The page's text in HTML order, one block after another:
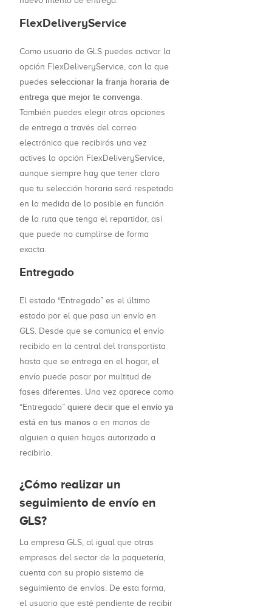
FlexDeliveryService
Como usuario de GLS puedes activar la
opción FlexDeliveryService, con la que
puedes seleccionar la franja horaria de
entrega que mejor te convenga
También puedes elegir otras opciones
de entrega a través del correo
electrónico que recibirás una vez
actives la opción FlexDeliveryService,
aunque siempre hay que tener claro
que tu selección horaria será respetada
en la medida de lo posible en función
de la ruta que tenga el repartidor, así
que puede no cumplirse de forma
exacta.
Entregado
El estado “Entregado” es el último
estado por el que pasa un envío en
GLS. Desde que se comunica el envío
recibido en la central del transportista
hasta que se entrega en el hogar, el
envío puede pasar por multitud de
fases diferentes. Una vez aparece como
“Entregado” quiere decir que el envío ya
está en tus manos o en manos de
alguien a quien hayas autorizado a
recibirlo.
¿Cómo realizar un
seguimiento de envío en
GLS?
La empresa GLS, al igual que otras
empresas del sector de la paquetería,
cuenta con su propio sistema de
seguimiento de envíos. De esta forma,
el usuario que esté pendiente de recibir